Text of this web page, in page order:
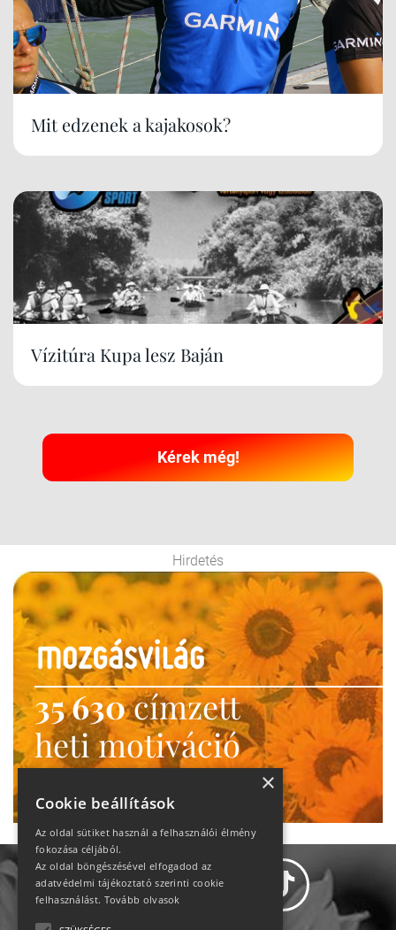
Mit edzenek a kajakosok?
Vízitúra Kupa lesz Baján
Kérek még!
Hirdetés
35 630címzett
heti motiváció
Ne maradj le!
×
Cookie beállítások
Az oldal sütiket használ a felhasználói élmény
fokozása céljából.
Az oldal böngészésével elfogadod az
adatvédelmi tájékoztató szerinti cookie
felhasználást. Tovább olvasok